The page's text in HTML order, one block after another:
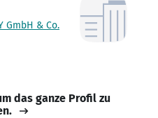
GmbH & Co.
das ganze Profil zu